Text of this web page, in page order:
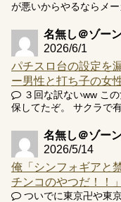
が悪いからやるならメ
名無し＠ゾー
2026/6/1
パチスロ台の設定を
ー男性と打ち子の女
３回な訳ないww こ
保してたぞ。 サクラで
名無し＠ゾー
2026/5/14
俺「シンフォギアと
チンコのやつだ！！
ついでに東京卍や東